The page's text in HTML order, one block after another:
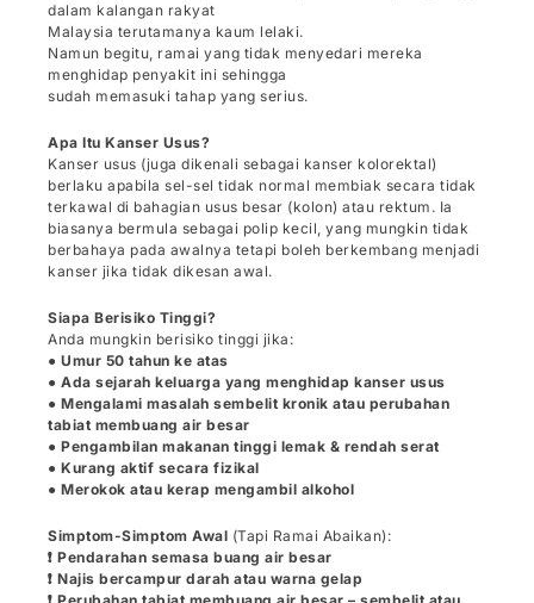
dalam kalangan rakyat
Malaysia terutamanya kaum lelaki.
Namun begitu, ramai yang tidak menyedari mereka
menghidap penyakit ini sehingga
sudah memasuki tahap yang serius.
Apa Itu Kanser Usus?
Kanser usus (juga dikenali sebagai kanser kolorektal)
berlaku apabila sel-sel tidak normal membiak secara tidak
terkawal di bahagian usus besar (kolon) atau rektum. Ia
biasanya bermula sebagai polip kecil, yang mungkin tidak
berbahaya pada awalnya tetapi boleh berkembang menjadi
kanser jika tidak dikesan awal.
Siapa Berisiko Tinggi?
Anda mungkin berisiko tinggi jika:
● Umur 50 tahun ke atas
● Ada sejarah keluarga yang menghidap kanser usus
● Mengalami masalah sembelit kronik atau perubahan
tabiat membuang air besar
● Pengambilan makanan tinggi lemak & rendah serat
● Kurang aktif secara fizikal
● Merokok atau kerap mengambil alkohol
Simptom-Simptom Awal (Tapi Ramai Abaikan):
❗ Pendarahan semasa buang air besar
❗ Najis bercampur darah atau warna gelap